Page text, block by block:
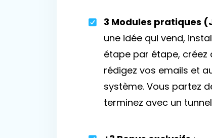
3 Modules pratiques
une idée qui vend,
étape par étape, créez
rédigez vos emails et
système. Vous partez
terminez avec un